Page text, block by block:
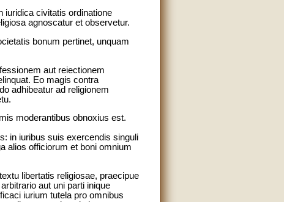
iuridica civitatis ordinatione
agnoscatur et observetur.
bonum pertinet, unquam
aut reiectionem
Eo magis contra
adhibeatur ad religionem
moderantibus obnoxius est.
in iuribus suis exercendis singuli
alios officiorum et boni omnium
libertatis religiosae, praecipue
aut uni parti inique
iurium tutela pro omnibus